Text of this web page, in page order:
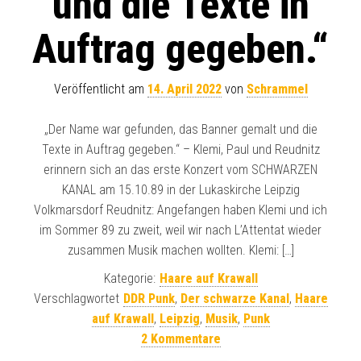
Auftrag gegeben.“
Veröffentlicht am 14. April 2022von Schrammel
„Der Name war gefunden, das Banner gemalt und die
Texte in Auftrag gegeben.“ – Klemi, Paul und Reudnitz
erinnern sich an das erste Konzert vom SCHWARZEN
KANAL am 15.10.89 in der Lukaskirche Leipzig
Volkmarsdorf Reudnitz: Angefangen haben Klemi und ich
im Sommer 89 zu zweit, weil wir nach L’Attentat wieder
zusammen Musik machen wollten. Klemi: […]
Kategorie: Haare auf Krawall
Verschlagwortet DDR Punk, Der schwarze Kanal, Haare
auf Krawall, Leipzig, Musik, Punk
2 Kommentare